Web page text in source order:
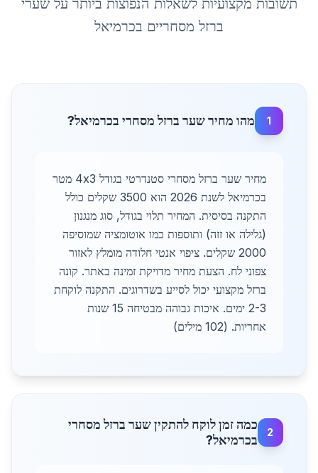
תשובות מקצועיות לשאלות הנפוצות ביותר עלשערי
ברזל מסחריים בכרמיאל
1 מהו מחיר שער ברזל מסחרי בכרמיאל?
מחיר שער ברזל מסחרי סטנדרטי בגודל 4x3 מטר
בכרמיאל לשנת 2026 הוא 3500 שקלים כולל
התקנה בסיסית. המחיר תלוי בגודל, סוג מנגנון
(גלילה או זזה) ותוספות כמו אוטומציה שמוסיפה
2000 שקלים. ציפוי אנטי חלודה מומלץ לאזור
צפוני לח. הצעת מחיר מדויקת זמינה באתר. קונה
ברזל מקצועי יכול לסייע בשדרוגים. התקנה לוקחת
2-3 ימים. איכות גבוהה מבטיחה 15 שנות
אחריות. (102 מילים)
2
כמה זמן לוקח להתקין שער ברזל מסחרי
בכרמיאל?